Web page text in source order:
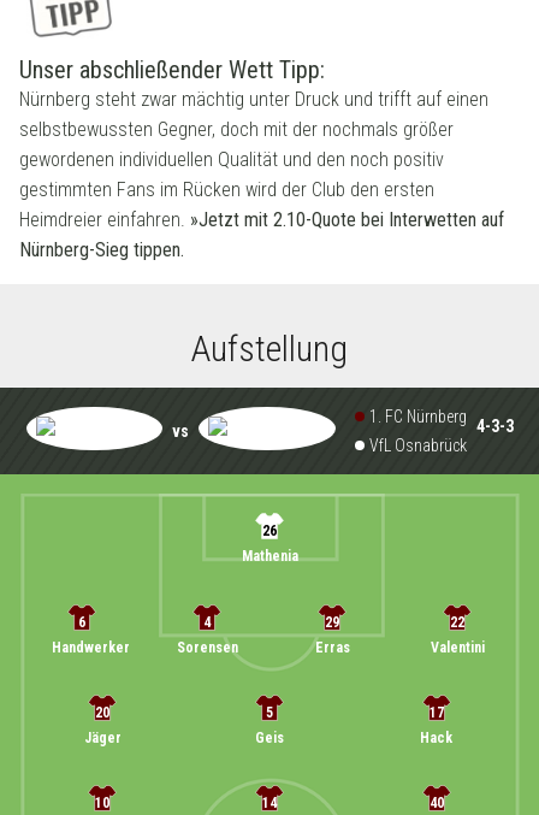
Unser abschließender Wett Tipp:
Nürnberg steht zwar mächtig unter Druck und trifft auf einen
selbstbewussten Gegner, doch mit der nochmals größer
gewordenen individuellen Qualität und den noch positiv
gestimmten Fans im Rücken wird der Club den ersten
Heimdreier einfahren. »Jetzt mit 2.10-Quote bei Interwetten auf
Nürnberg-Sieg tippen.
Aufstellung
vs
1. FC Nürnberg
VfL Osnabrück
4-3-3
26
Mathenia
22
Valentini
29
Erras
4
Sorensen
6
Handwerker
17
Hack
5
Geis
20
Jäger
40
14
10